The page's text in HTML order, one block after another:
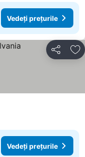
Vedeți prețurile
Distribuiți
Vedeți prețurile